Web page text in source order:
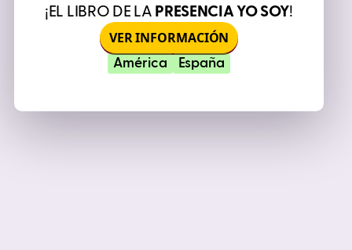
¡EL LIBRO DE LA PRESENCIA YO SOY!
VER INFORMACIÓN
América España